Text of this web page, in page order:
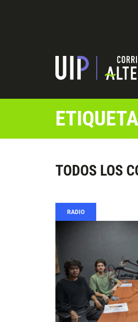
TODOS LOS
RADIO